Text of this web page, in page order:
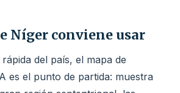
Níger conviene usar
del país, el mapa de
es el punto de partida: muestra